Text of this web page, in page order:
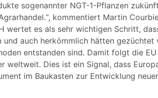
sogenannter NGT-1-Pflanzen
kommentiert Martin
wertet es als sehr wichtigen Schritt,
auch herkömmlich hätten
entstanden sind. Damit folgt die
weltweit. Dies ist ein Signal, dass
im Baukasten zur Entwicklung